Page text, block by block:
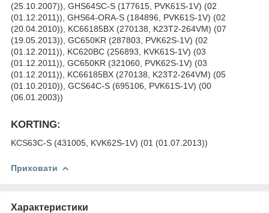
(25.10.2007)), GHS64SC-S (177615, PVK61S-1V) (02
(01.12.2011)), GHS64-ORA-S (184896, PVK61S-1V) (02
(20.04.2010)), KC66185BX (270138, K23T2-264VM) (07
(19.05.2013)), GC650KR (287803, PVK62S-1V) (02
(01.12.2011)), KC620BC (256893, KVK61S-1V) (03
(01.12.2011)), GC650KR (321060, PVK62S-1V) (03
(01.12.2011)), KC66185BX (270138, K23T2-264VM) (05
(01.10.2010)), GCS64C-S (695106, PVK61S-1V) (00
(06.01.2003))
KORTING:
KCS63C-S (431005, KVK62S-1V) (01 (01.07.2013))
Приховати
Характеристики